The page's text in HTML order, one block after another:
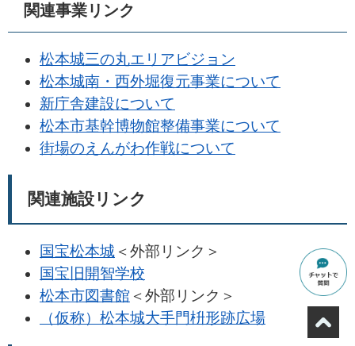
関連事業リンク
松本城三の丸エリアビジョン
松本城南・西外堀復元事業について
新庁舎建設について
松本市基幹博物館整備事業について
街場のえんがわ作戦について
関連施設リンク
国宝松本城 ＜外部リンク＞
国宝旧開智学校
松本市図書館 ＜外部リンク＞
（仮称）松本城大手門枡形跡広場